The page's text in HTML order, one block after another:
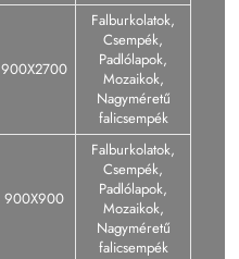
900X2700
Falburkolatok,
Csempék,
Padlólapok,
Mozaikok,
Nagyméretű
falicsempék
900X900
Falburkolatok,
Csempék,
Padlólapok,
Mozaikok,
Nagyméretű
falicsempék